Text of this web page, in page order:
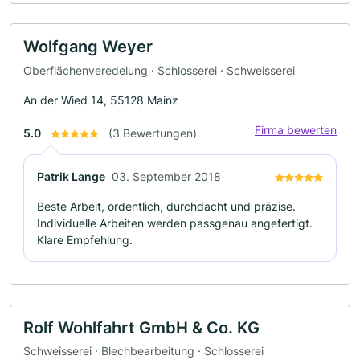
Wolfgang Weyer
Oberflächenveredelung · Schlosserei · Schweisserei
An der Wied 14, 55128 Mainz
5.0 (3 Bewertungen) Firma bewerten
Patrik Lange 03. September 2018
Beste Arbeit, ordentlich, durchdacht und präzise.
Individuelle Arbeiten werden passgenau angefertigt.
Klare Empfehlung.
Rolf Wohlfahrt GmbH & Co. KG
Schweisserei · Blechbearbeitung · Schlosserei